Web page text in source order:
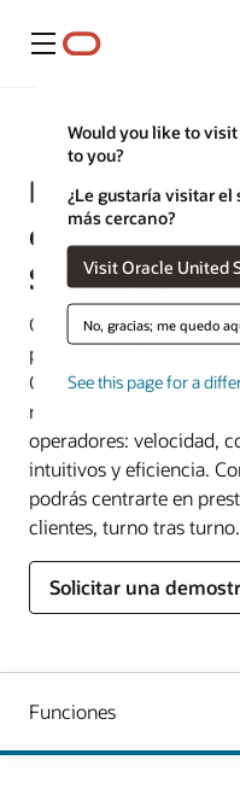
Menú
Would you like to
to you?
¿Le gustaría visitar el
más cercano?
Visit Oracle
No, gracias; me quedo
See this page for a
Sistemas de PDV para
Dale un
de servicio
Simphony
Consigue la agilidad que
prosperar en el
Oracle Simphony ha
restauración para
operadores: velocidad,
intuitivos y eficiencia.
podrás centrarte en
clientes, turno tras turno.
Solicitar una